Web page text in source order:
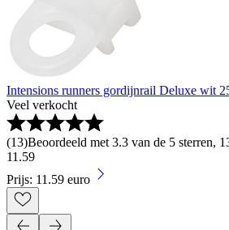
Intensions runners gordijnrail Deluxe wit
Veel verkocht
(13)Beoordeeld met 3.3 van de 5 sterren,
11 .59
Prijs: 11.59 euro